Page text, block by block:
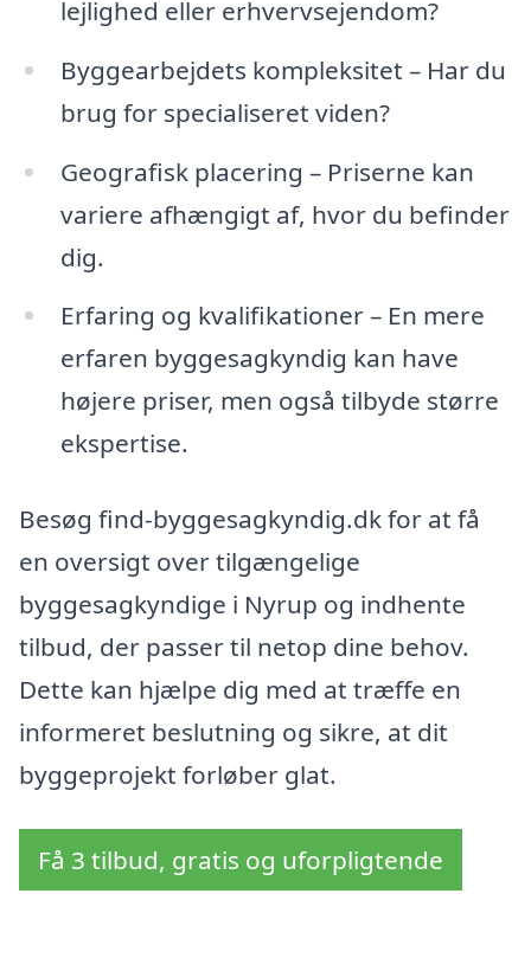
lejlighed eller erhvervsejendom?
Byggearbejdets kompleksitet – Har du
brug for specialiseret viden?
Geografisk placering – Priserne kan
variere afhængigt af, hvor du befinder
dig.
Erfaring og kvalifikationer – En mere
erfaren byggesagkyndig kan have
højere priser, men også tilbyde større
ekspertise.
Besøg find-byggesagkyndig.dk for at få
en oversigt over tilgængelige
byggesagkyndige i Nyrup og indhente
tilbud, der passer til netop dine behov.
Dette kan hjælpe dig med at træffe en
informeret beslutning og sikre, at dit
byggeprojekt forløber glat.
Få 3 tilbud, gratis og uforpligtende